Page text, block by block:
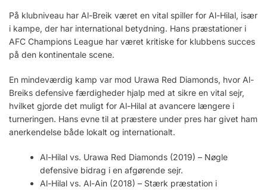
På klubniveau har Al-Breik været en vital spiller for Al-Hilal, især
i kampe, der har international betydning. Hans præstationer i
AFC Champions League har været kritiske for klubbens succes
på den kontinentale scene.
En mindeværdig kamp var mod Urawa Red Diamonds, hvor Al-
Breiks defensive færdigheder hjalp med at sikre en vital sejr,
hvilket gjorde det muligt for Al-Hilal at avancere længere i
turneringen. Hans evne til at præstere under pres har givet ham
anerkendelse både lokalt og internationalt.
Al-Hilal vs. Urawa Red Diamonds (2019) – Nøgle
defensive bidrag i en afgørende sejr.
Al-Hilal vs. Al-Ain (2018) – Stærk præstation i